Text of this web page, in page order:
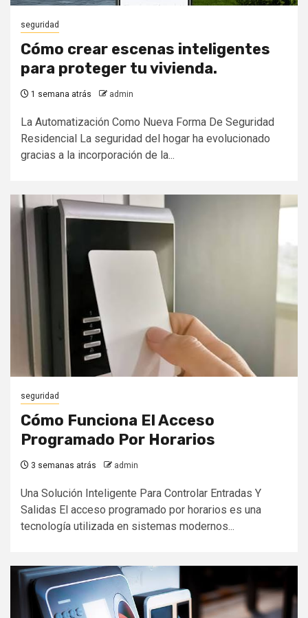
seguridad
Cómo crear escenas inteligentes
para proteger tu vivienda.
1 semana atrás admin
La Automatización Como Nueva Forma De Seguridad
Residencial La seguridad del hogar ha evolucionado
gracias a la incorporación de la...
seguridad
Cómo Funciona El Acceso
Programado Por Horarios
3 semanas atrás admin
Una Solución Inteligente Para Controlar Entradas Y
Salidas El acceso programado por horarios es una
tecnología utilizada en sistemas modernos...